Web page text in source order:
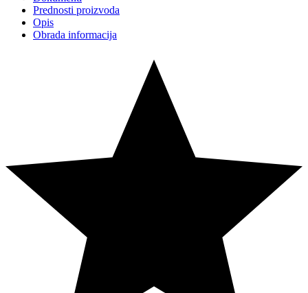
Prednosti proizvoda
Opis
Obrada informacija